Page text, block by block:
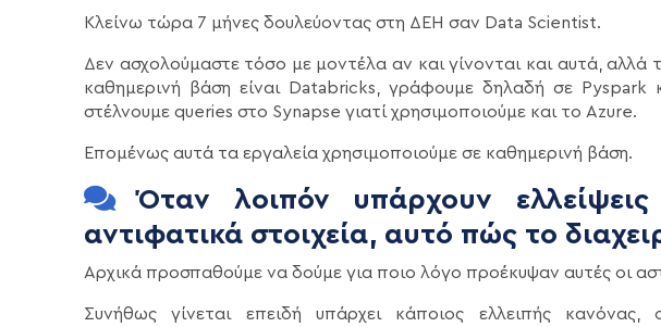
Κλείνω τώρα 7 μήνες δουλεύοντας στη ΔΕΗ σαν Data Scientist.
Δεν ασχολούμαστε τόσο με μοντέλα αν και γίνονται και αυτά, αλλά
καθημερινή βάση είναι Databricks, γράφουμε δηλαδή σε Pyspark
στέλνουμε queries στο Synapse γιατί χρησιμοποιούμε και το Azure.
Επομένως αυτά τα εργαλεία χρησιμοποιούμε σε καθημερινή βάση.
Όταν λοιπόν υπάρχουν
αντιφατικά στοιχεία, αυτό πώς το
Αρχικά προσπαθούμε να δούμε για ποιο λόγο προέκυψαν αυτές οι
Συνήθως γίνεται επειδή υπάρχει κάποιος ελλειπής